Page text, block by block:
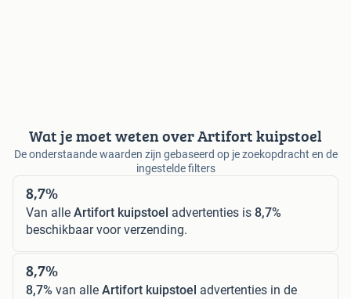
Wat je moet weten over Artifort kuipstoel
De onderstaande waarden zijn gebaseerd op je zoekopdracht en de
ingestelde filters
8,7%
Van alle Artifort kuipstoel advertenties is 8,7%
beschikbaar voor verzending.
8,7%
8,7% van alle Artifort kuipstoel advertenties in de